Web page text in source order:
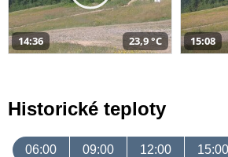
14:36 23,9 °C 15:08
Historické teploty
06:00 09:00 12:00 15:00